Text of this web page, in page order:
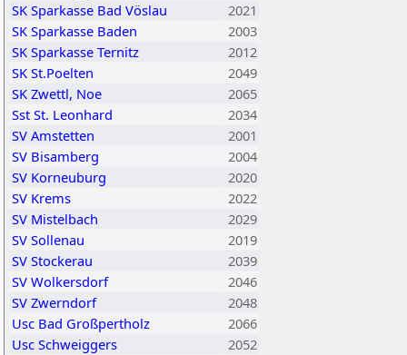
SK Sparkasse Bad Vöslau
2021
SK Sparkasse Baden
2003
SK Sparkasse Ternitz
2012
SK St.Poelten
2049
SK Zwettl, Noe
2065
Sst St. Leonhard
2034
SV Amstetten
2001
SV Bisamberg
2004
SV Korneuburg
2020
SV Krems
2022
SV Mistelbach
2029
SV Sollenau
2019
SV Stockerau
2039
SV Wolkersdorf
2046
SV Zwerndorf
2048
Usc Bad Großpertholz
2066
Usc Schweiggers
2052